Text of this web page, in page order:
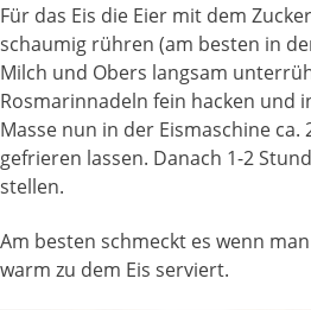
Für das Eis die Eier mit dem
schaumig rühren (am besten in
Milch und Obers langsam
Rosmarinnadeln fein hacken und
Masse nun in der Eismaschine ca.
gefrieren lassen. Danach 1-2
stellen.
Am besten schmeckt es wenn
warm zu dem Eis serviert.